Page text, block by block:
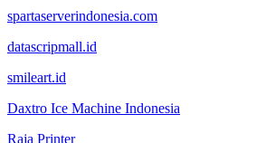
spartaserverindonesia.com
datascripmall.id
smileart.id
Daxtro Ice Machine Indonesia
Raja Printer